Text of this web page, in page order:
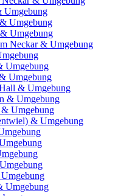
Umgebung
Umgebung
Umgebung
Neckar & Umgebung
Umgebung
Umgebung
& Umgebung
& Umgebung
Umgebung
& Umgebung
Umgebung